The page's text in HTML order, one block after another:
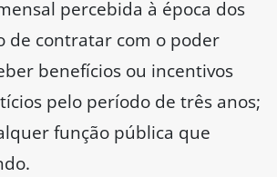
percebida à época dos
de contratar com o poder
benefícios ou incentivos
pelo período de três anos;
função pública que